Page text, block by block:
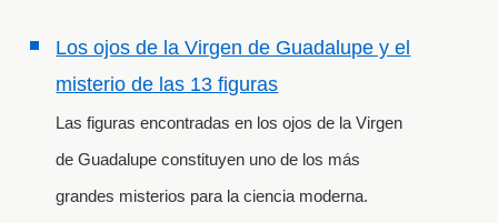
Los ojos de la Virgen de Guadalupe y el
misterio de las 13 figuras
Las figuras encontradas en los ojos de la Virgen
de Guadalupe constituyen uno de los más
grandes misterios para la ciencia moderna.